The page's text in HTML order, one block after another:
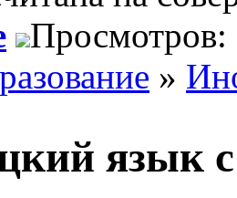
Просмотров:
»
язык